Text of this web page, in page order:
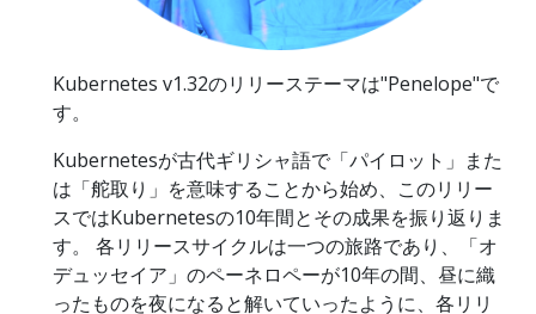
Kubernetes v1.32のリリーステーマは"Penelope"で
す。
Kubernetesが古代ギリシャ語で「パイロット」また
は「舵取り」を意味することから始め、このリリー
スではKubernetesの10年間とその成果を振り返りま
す。 各リリースサイクルは一つの旅路であり、「オ
デュッセイア」のペーネロペーが10年の間、昼に織
ったものを夜になると解いていったように、各リリ